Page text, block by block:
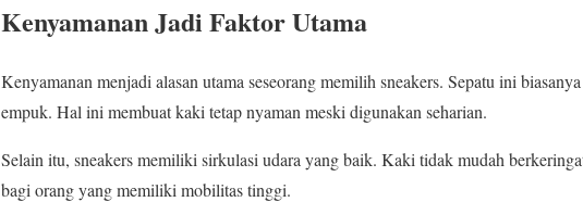
Kenyamanan Jadi Faktor Utama
Kenyamanan menjadi alasan utama seseorang memilih sneakers. Sepatu ini
empuk. Hal ini membuat kaki tetap nyaman meski digunakan seharian.
Selain itu, sneakers memiliki sirkulasi udara yang baik. Kaki tidak mudah
bagi orang yang memiliki mobilitas tinggi.